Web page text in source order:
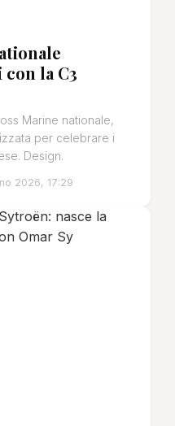
la C3
Marine nationale,
per celebrare i
Design.
2026, 17:29